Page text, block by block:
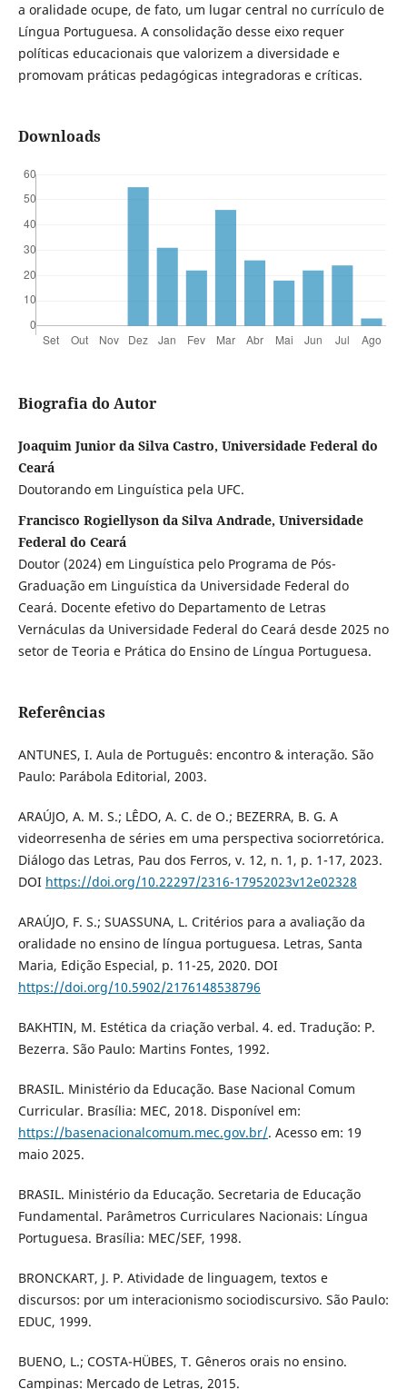
a oralidade ocupe, de fato, um lugar central no currículo de
Língua Portuguesa. A consolidação desse eixo requer
políticas educacionais que valorizem a diversidade e
promovam práticas pedagógicas integradoras e críticas.
Downloads
Biografia do Autor
Joaquim Junior da Silva Castro, Universidade Federal do
Ceará
Doutorando em Linguística pela UFC.
Francisco Rogiellyson da Silva Andrade, Universidade
Federal do Ceará
Doutor (2024) em Linguística pelo Programa de Pós-
Graduação em Linguística da Universidade Federal do
Ceará. Docente efetivo do Departamento de Letras
Vernáculas da Universidade Federal do Ceará desde 2025 no
setor de Teoria e Prática do Ensino de Língua Portuguesa.
Referências
ANTUNES, I. Aula de Português: encontro & interação. São
Paulo: Parábola Editorial, 2003.
ARAÚJO, A. M. S.; LÊDO, A. C. de O.; BEZERRA, B. G. A
videorresenha de séries em uma perspectiva sociorretórica.
Diálogo das Letras, Pau dos Ferros, v. 12, n. 1, p. 1-17, 2023.
DOI https://doi.org/10.22297/2316-17952023v12e02328
ARAÚJO, F. S.; SUASSUNA, L. Critérios para a avaliação da
oralidade no ensino de língua portuguesa. Letras, Santa
Maria, Edição Especial, p. 11-25, 2020. DOI
https://doi.org/10.5902/2176148538796
BAKHTIN, M. Estética da criação verbal. 4. ed. Tradução: P.
Bezerra. São Paulo: Martins Fontes, 1992.
BRASIL. Ministério da Educação. Base Nacional Comum
Curricular. Brasília: MEC, 2018. Disponível em:
https://basenacionalcomum.mec.gov.br/. Acesso em: 19
maio 2025.
BRASIL. Ministério da Educação. Secretaria de Educação
Fundamental. Parâmetros Curriculares Nacionais: Língua
Portuguesa. Brasília: MEC/SEF, 1998.
BRONCKART, J. P. Atividade de linguagem, textos e
discursos: por um interacionismo sociodiscursivo. São Paulo:
EDUC, 1999.
BUENO, L.; COSTA-HÜBES, T. Gêneros orais no ensino.
Campinas: Mercado de Letras, 2015.